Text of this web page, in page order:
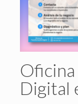
Digital